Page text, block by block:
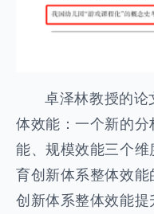
卓泽林教授的
体效能：一个新的
能、规模效能三个
育创新体系整体效
创新体系整体效能